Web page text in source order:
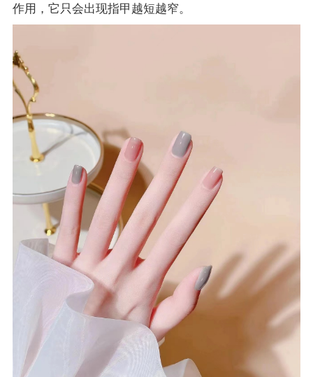
作用，它只会出现指甲越短越窄。